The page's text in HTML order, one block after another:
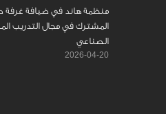
منظمة هاند في ضيافة غرفة
المشترك في مجال التدريب
الصناعي
2026-04-20